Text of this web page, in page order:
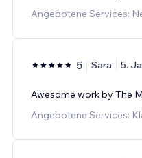
Angebotene Services:
5 Sara 5.
Awesome work by The
Angebotene Services: